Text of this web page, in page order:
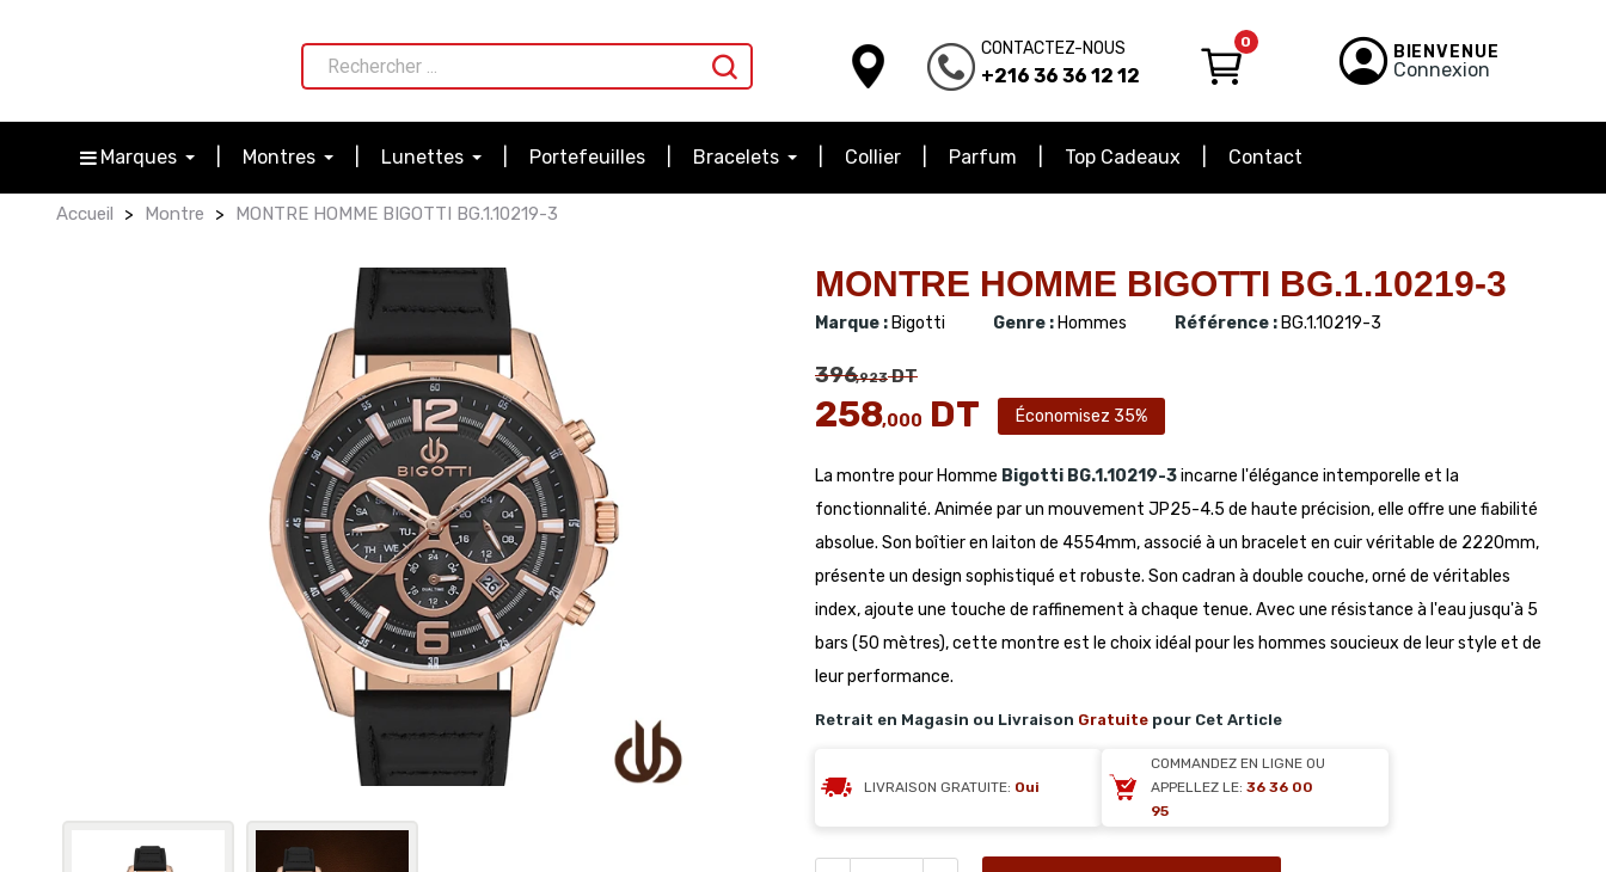
CONTACTEZ-NOUS
+216 36 36 12 12
0 BIENVENUE
Connexion
Marques Montres Lunettes Portefeuilles Bracelets Collier Parfum Top Cadeaux Contact
Accueil Montre MONTRE HOMME BIGOTTI BG.1.10219-3
MONTRE HOMME BIGOTTI BG.1.10219-3
Marque : Bigotti Genre : Hommes Référence : BG.1.10219-3
396,923DT
258,000 DT Économisez 35%
La montre pour Homme Bigotti BG.1.10219-3incarne l'élégance intemporelle et la
fonctionnalité. Animée par un mouvement JP25-4.5 de haute précision, elle offre une fiabilité
absolue. Son boîtier en laiton de 4554mm, associé à un bracelet en cuir véritable de 2220mm,
présente un design sophistiqué et robuste. Son cadran à double couche, orné de véritables
index, ajoute une touche de raffinement à chaque tenue. Avec une résistance à l'eau jusqu'à 5
bars (50 mètres), cette montre est le choix idéal pour les hommes soucieux de leur style et de
leur performance.
Retrait en Magasin ou Livraison Gratuite pour Cet Article
LIVRAISON GRATUITE: Oui
COMMANDEZ EN LIGNE OU
APPELLEZ LE: 36 36 00
95